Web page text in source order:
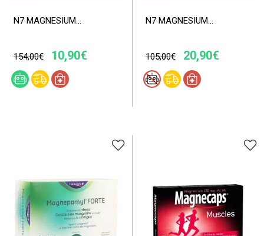
N7 MAGNESIUM...
154,00€ 10,90€
N7 MAGNESIUM...
105,00€ 20,90€